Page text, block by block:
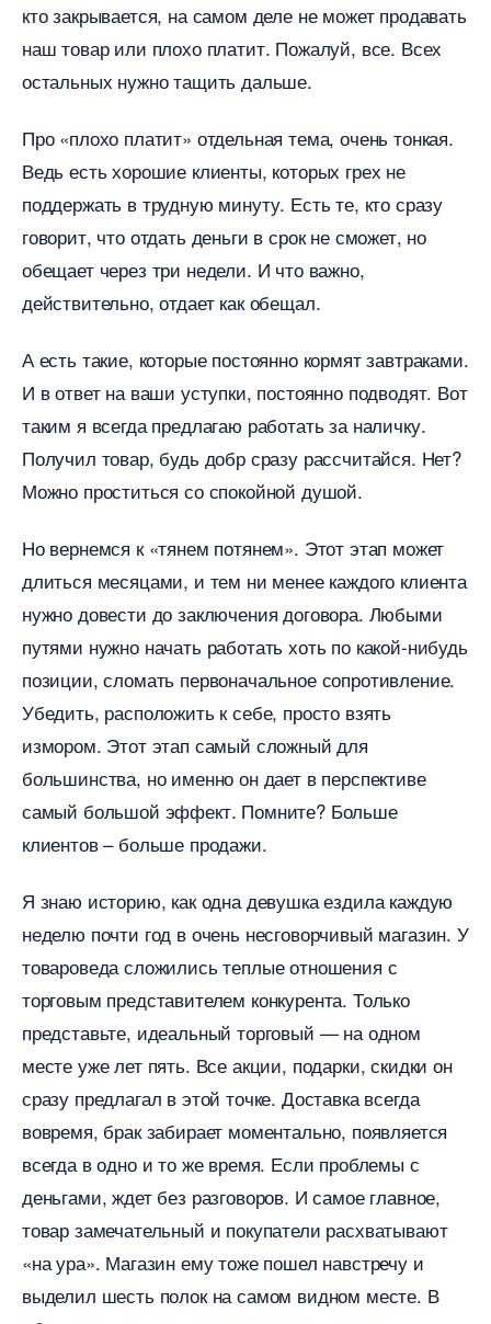
кто закрывается, на самом деле не может продавать
наш товар или плохо платит. Пожалуй, все. Всех
остальных нужно тащить дальше.
Про «плохо платит» отдельная тема, очень тонкая.
едь есть хорошие клиенты, которых грех не
поддержать в трудную минуту. Есть те, кто сразу
оворит, что отдать деньги в срок не сможет, но
обещает через три недели. И что важно,
действительно, отдает как обещал.
А есть такие, которые постоянно кормят завтраками.
И в ответ на ваши уступки, постоянно подводят. Вот
таким я всегда предлагаю работать за наличку.
Получил товар, будь добр сразу рассчитайся. Нет?
Можно проститься со спокойной душой.
Но вернемся к «тянем потянем». Этот этап может
длиться месяцами, и тем ни менее каждого клиента
нужно довести до заключения договора. Любыми
путями нужно начать работать хоть по какой-нибудь
позиции, сломать первоначальное сопротивление.
Убедить, расположить к себе, просто взять
измором. Этот этап самый сложный для
ольшинства, но именно он дает в перспективе
самый большой эффект. Помните? Больше
клиентов – больше продажи.
Я знаю историю, как одна девушка ездила каждую
неделю почти год в очень несговорчивый магазин. У
товароведа сложились теплые отношения с
торговым представителем конкурента. Только
представьте, идеальный торговый — на одном
месте уже лет пять. Все акции, подарки, скидки он
сразу предлагал в этой точке. Доставка всегда
овремя, брак забирает моментально, появляется
сегда в одно и то же время. Если проблемы с
деньгами, ждет без разговоров. И самое главное,
товар замечательный и покупатели расхватывают
«на ура». Магазин ему тоже пошел навстречу и
ыделил шесть полок на самом видном месте.